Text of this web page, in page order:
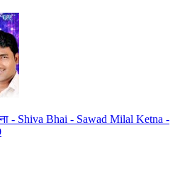
- Shiva Bhai - Sawad Milal Ketna -